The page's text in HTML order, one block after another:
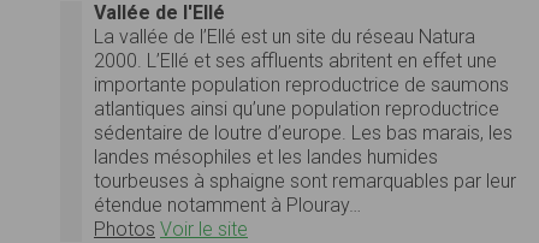
Vallée de l'Ellé
La vallée de l’Ellé est un site du réseau Natura
2000. L’Ellé et ses affluents abritent en effet une
importante population reproductrice de saumons
atlantiques ainsi qu’une population reproductrice
sédentaire de loutre d’europe. Les bas marais, les
landes mésophiles et les landes humides
tourbeuses à sphaigne sont remarquables par leur
étendue notamment à Plouray…
Photos Voir le site